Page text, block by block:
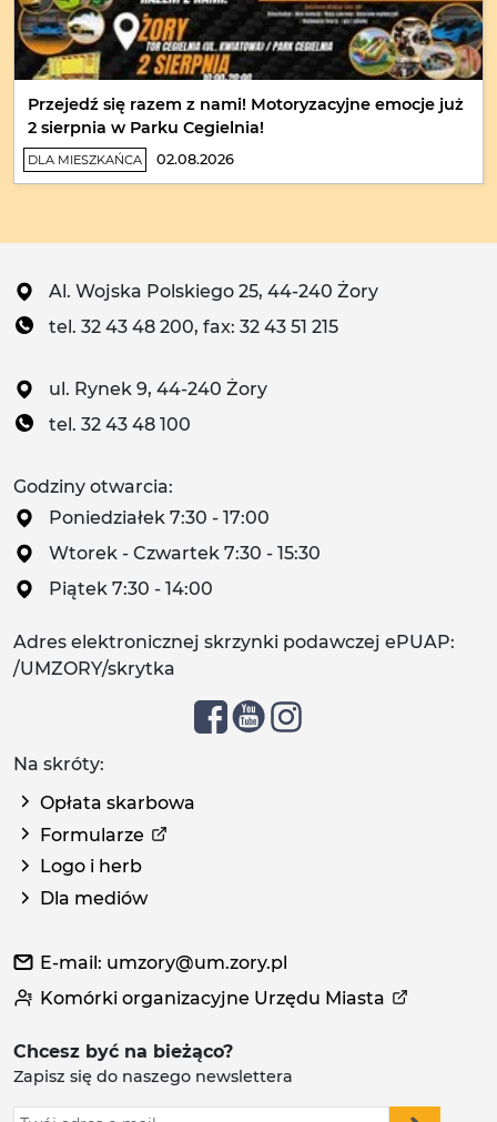
Przejedź się razem z nami! Motoryzacyjne emocje już
2 sierpnia w Parku Cegielnia!
DLA MIESZKAŃCA 02.08.2026
Al. Wojska Polskiego 25, 44-240 Żory
tel. 32 43 48 200, fax: 32 43 51 215
ul. Rynek 9, 44-240 Żory
tel. 32 43 48 100
Godziny otwarcia:
Poniedziałek 7:30 - 17:00
Wtorek - Czwartek 7:30 - 15:30
Piątek 7:30 - 14:00
Adres elektronicznej skrzynki podawczej ePUAP:
/UMZORY/skrytka
Na skróty:
Opłata skarbowa
Formularze
Logo i herb
Dla mediów
E-mail: umzory@um.zory.pl
Komórki organizacyjne Urzędu Miasta
Chcesz być na bieżąco?
Zapisz się do naszego newslettera